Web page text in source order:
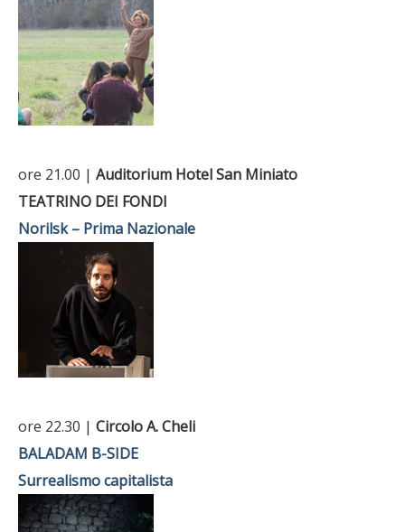
ore 21.00 | Auditorium Hotel San Miniato
TEATRINO DEI FONDI
Norilsk – Prima Nazionale
ore 22.30 | Circolo A. Cheli
BALADAM B-SIDE
Surrealismo capitalista